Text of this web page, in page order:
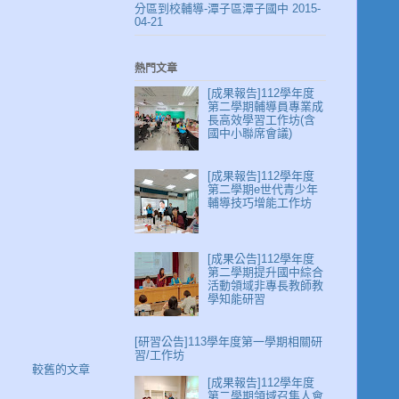
較舊的文章
分區到校輔導-潭子區潭子國中 2015-
04-21
熱門文章
[成果報告]112學年度
第二學期輔導員專業成
長高效學習工作坊(含
國中小聯席會議)
[成果報告]112學年度
第二學期e世代青少年
輔導技巧增能工作坊
[成果公告]112學年度
第二學期提升國中綜合
活動領域非專長教師教
學知能研習
[研習公告]113學年度第一學期相關研
習/工作坊
[成果報告]112學年度
第二學期領域召集人會